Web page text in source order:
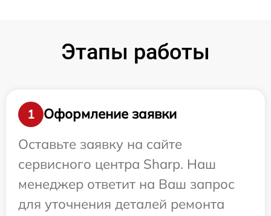
Этапы работы
1
Оформление заявки
Оставьте заявку на сайте
сервисного центра Sharp. Наш
менеджер ответит на Ваш запрос
для уточнения деталей ремонта